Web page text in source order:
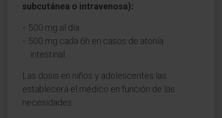
subcutánea o intravenosa):
500 mg al día
500 mg cada 6h en casos de atonía
intestinal.
Las dosis en niños y adolescentes las
establecerá el médico en función de las
necesidades.